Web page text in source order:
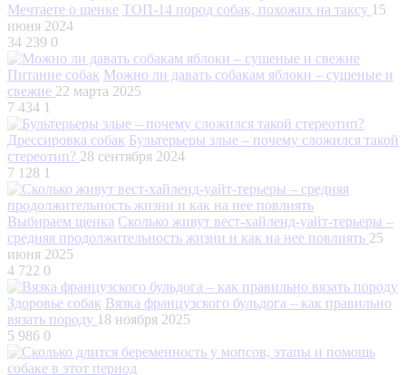
Мечтаете о щенке ТОП-14 пород собак, похожих на таксу 15
июня 2024
34 239 0
Питание собак Можно ли давать собакам яблоки – сушеные и
свежие 22 марта 2025
7 434 1
Дрессировка собак Бультерьеры злые – почему сложился такой
стереотип? 28 сентября 2024
7 128 1
Выбираем щенка Сколько живут вест-хайленд-уайт-терьеры –
средняя продолжительность жизни и как на нее повлиять 25
июня 2025
4 722 0
Здоровье собак Вязка французского бульдога – как правильно
вязать породу 18 ноября 2025
5 986 0